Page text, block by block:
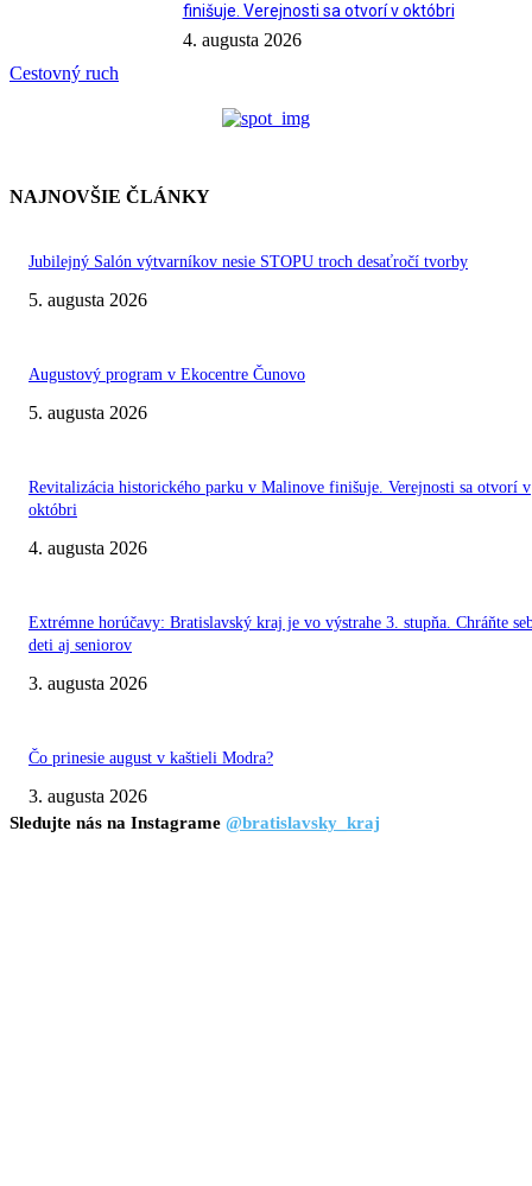
Cestovný ruch
finišuje. Verejnosti sa otvorí v októbri
4. augusta 2026
NAJNOVŠIE ČLÁNKY
Jubilejný Salón výtvarníkov nesie STOPU troch desaťročí tvorby
5. augusta 2026
Augustový program v Ekocentre Čunovo
5. augusta 2026
Revitalizácia historického parku v Malinove finišuje. Verejnosti sa otvorí v
októbri
4. augusta 2026
Extrémne horúčavy: Bratislavský kraj je vo výstrahe 3. stupňa. Chráňte
deti aj seniorov
3. augusta 2026
Čo prinesie august v kaštieli Modra?
3. augusta 2026
Sledujte nás na Instagrame @bratislavsky_kraj